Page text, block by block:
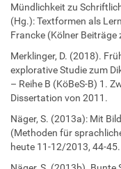
Mündlichkeit zu
(Hg.): Textformen als
Francke (Kölner
Merklinger, D. (2018).
explorative Studie zum
– Reihe B (KöBeS-B) 1.
Dissertation von 2011.
Näger, S. (2013a): Mit
(Methoden für
heute 11-12/2013, 44-45.